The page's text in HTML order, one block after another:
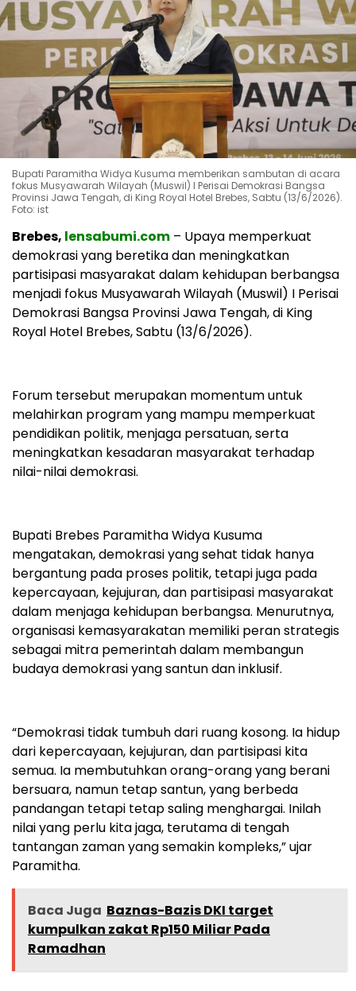
Bupati Paramitha Widya Kusuma memberikan sambutan di acara
fokus Musyawarah Wilayah (Muswil) I Perisai Demokrasi Bangsa
Provinsi Jawa Tengah, di King Royal Hotel Brebes, Sabtu (13/6/2026).
Foto: ist
Brebes, lensabumi.com – Upaya memperkuat
demokrasi yang beretika dan meningkatkan
partisipasi masyarakat dalam kehidupan berbangsa
menjadi fokus Musyawarah Wilayah (Muswil) I Perisai
Demokrasi Bangsa Provinsi Jawa Tengah, di King
Royal Hotel Brebes, Sabtu (13/6/2026).
Forum tersebut merupakan momentum untuk
melahirkan program yang mampu memperkuat
pendidikan politik, menjaga persatuan, serta
meningkatkan kesadaran masyarakat terhadap
nilai-nilai demokrasi.
Bupati Brebes Paramitha Widya Kusuma
mengatakan, demokrasi yang sehat tidak hanya
bergantung pada proses politik, tetapi juga pada
kepercayaan, kejujuran, dan partisipasi masyarakat
dalam menjaga kehidupan berbangsa. Menurutnya,
organisasi kemasyarakatan memiliki peran strategis
sebagai mitra pemerintah dalam membangun
budaya demokrasi yang santun dan inklusif.
“Demokrasi tidak tumbuh dari ruang kosong. Ia hidup
dari kepercayaan, kejujuran, dan partisipasi kita
semua. Ia membutuhkan orang-orang yang berani
bersuara, namun tetap santun, yang berbeda
pandangan tetapi tetap saling menghargai. Inilah
nilai yang perlu kita jaga, terutama di tengah
tantangan zaman yang semakin kompleks,” ujar
Paramitha.
Baca Juga Baznas-Bazis DKI target
kumpulkan zakat Rp150 Miliar Pada
Ramadhan